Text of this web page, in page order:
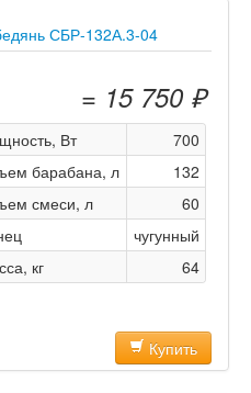
СБР-132А.3-04
= 15 750 ₽
Вт
700
барабана, л
132
смеси, л
60
чугунный
кг
64
Купить